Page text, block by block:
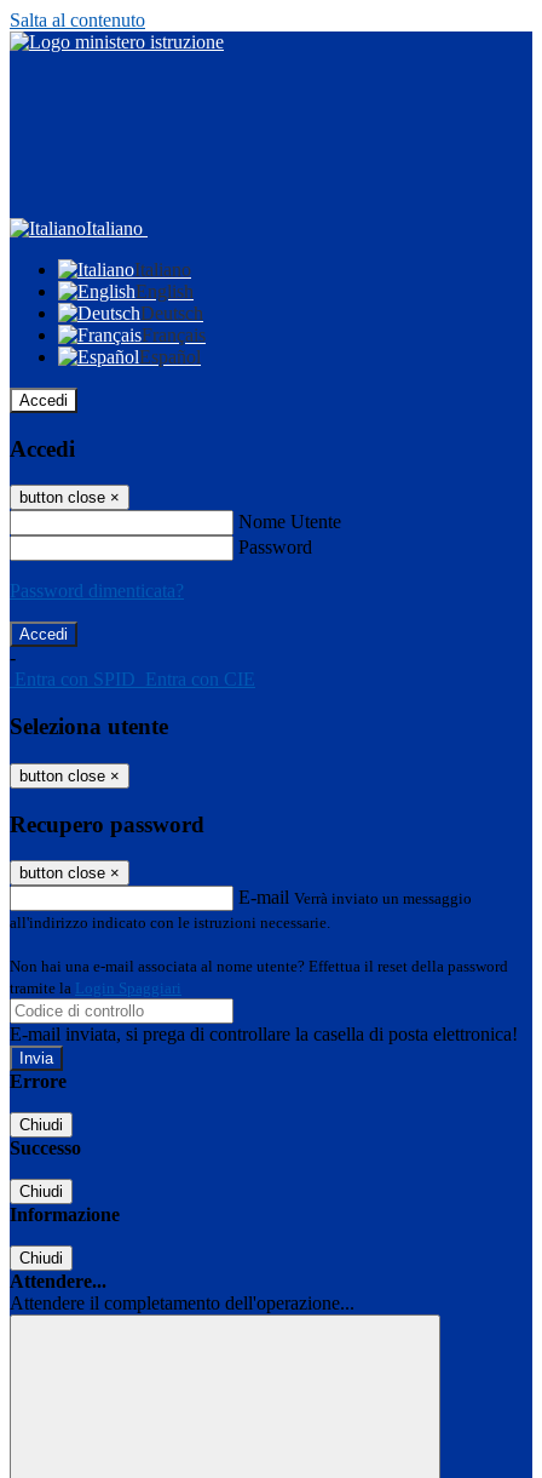
Salta al contenuto
Italiano
Italiano
English
Deutsch
Français
Español
Accedi
Accedi
button close ×
Nome Utente
Password
Password dimenticata?
-
Entra con SPID Entra con CIE
Seleziona utente
button close ×
Recupero password
button close ×
E-mail Verrà inviato un messaggio
all'indirizzo indicato con le istruzioni necessarie.
Non hai una e-mail associata al nome utente? Effettua il reset della password
tramite la Login Spaggiari
E-mail inviata, si prega di controllare la casella di posta elettronica!
Errore
Chiudi
Successo
Chiudi
Informazione
Chiudi
Attendere...
Attendere il completamento dell'operazione...